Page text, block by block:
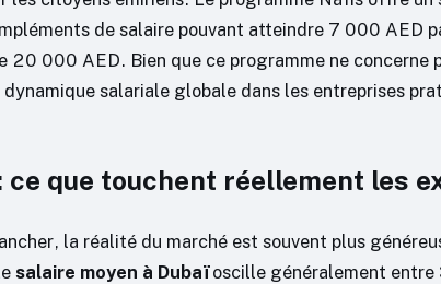
de salaire pouvant atteindre 7 000 AED
20 000 AED. Bien que ce programme ne concerne
salariale globale dans les entreprises
ce que touchent réellement les
la réalité du marché est souvent plus
salaire moyen à Dubaïoscille généralement